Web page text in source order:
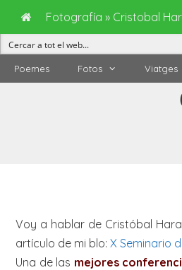
Vés
al
Poemes Fotos Viatges
Voy a hablar de Cristóbal
artículo de mi blo: X Seminario
Una de las mejores
Fotografía » Cristobal